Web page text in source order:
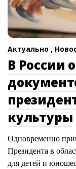
Актуально ,
В России
культуры
Одновременно
Президента в
для детей и